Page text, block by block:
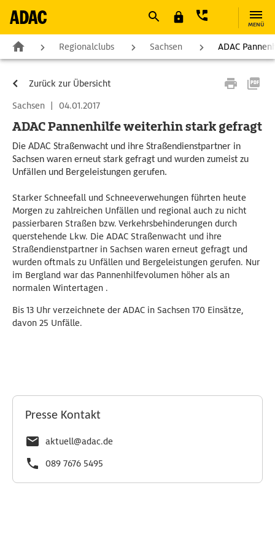
MENÜ
Regionalclubs Sachsen ADAC
Zurück zur Übersicht
Sachsen | 04.01.2017
ADAC Pannenhilfe weiterhin stark gefragt
Die ADAC Straßenwacht und ihre Straßendienstpartner in
Sachsen waren erneut stark gefragt und wurden zumeist zu
Unfällen und Bergeleistungen gerufen.
Starker Schneefall und Schneeverwehungen führten heute
Morgen zu zahlreichen Unfällen und regional auch zu nicht
passierbaren Straßen bzw. Verkehrsbehinderungen durch
querstehende Lkw. Die ADAC Straßenwacht und ihre
Straßendienstpartner in Sachsen waren erneut gefragt und
wurden oftmals zu Unfällen und Bergeleistungen gerufen. Nur
im Bergland war das Pannenhilfevolumen höher als an
normalen Wintertagen .
Bis 13 Uhr verzeichnete der ADAC in Sachsen 170 Einsätze,
davon 25 Unfälle.
Presse Kontakt
aktuell@adac.de
089 7676 5495